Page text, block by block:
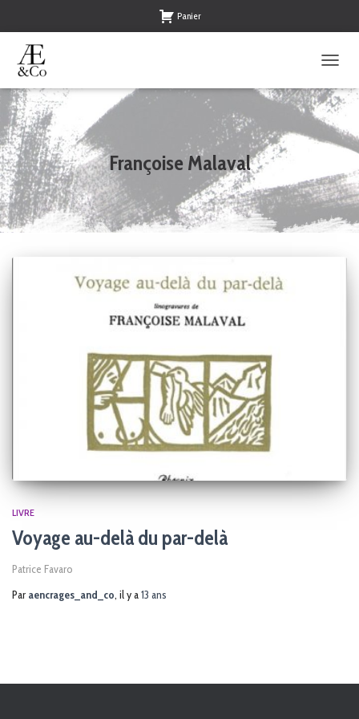
Panier
LA
Françoise Malaval
LIVRE
Voyage au-delà du par-delà
Patrice Favaro
Par aencrages_and_co, il y a13 ans